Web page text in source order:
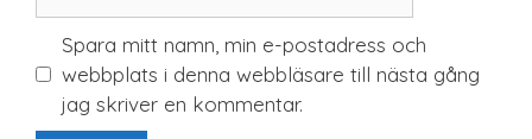
Spara mitt namn, min e-postadress och
webbplats i denna webbläsare till nästa gång
jag skriver en kommentar.